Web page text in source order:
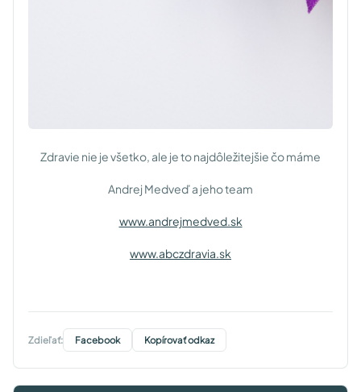
Zdravie nie je všetko, ale je to najdôležitejšie čo máme
Andrej Medveď a jeho team
www.andrejmedved.sk
www.abczdravia.sk
Zdieľať: Facebook Kopírovať odkaz